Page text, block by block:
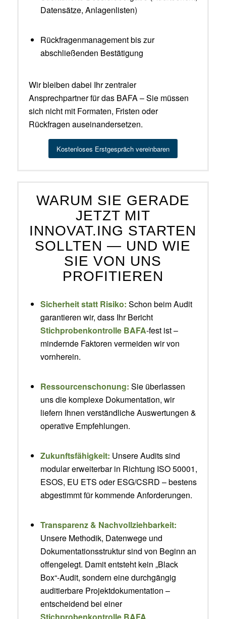
Datensätze, Anlagenlisten)
Rückfragenmanagement bis zur
abschließenden Bestätigung
Wir bleiben dabei Ihr zentraler
Ansprechpartner für das BAFA – Sie müssen
sich nicht mit Formaten, Fristen oder
Rückfragen auseinandersetzen.
Kostenloses Erstgespräch vereinbaren
WARUM SIE GERADE
JETZT MIT
INNOVAT.ING STARTEN
SOLLTEN — UND WIE
SIE VON UNS
PROFITIEREN
Sicherheit statt Risiko: Schon beim Audit
garantieren wir, dass Ihr Bericht
Stichprobenkontrolle BAFA-fest ist –
mindernde Faktoren vermeiden wir von
vornherein.
Ressourcenschonung: Sie überlassen
uns die komplexe Dokumentation, wir
liefern Ihnen verständliche Auswertungen &
operative Empfehlungen.
Zukunftsfähigkeit: Unsere Audits sind
modular erweiterbar in Richtung ISO 50001,
ESOS, EU ETS oder ESG/CSRD – bestens
abgestimmt für kommende Anforderungen.
Transparenz & Nachvollziehbarkeit:
Unsere Methodik, Datenwege und
Dokumentationsstruktur sind von Beginn an
offengelegt. Damit entsteht kein „Black
Box“-Audit, sondern eine durchgängig
auditierbare Projektdokumentation –
entscheidend bei einer